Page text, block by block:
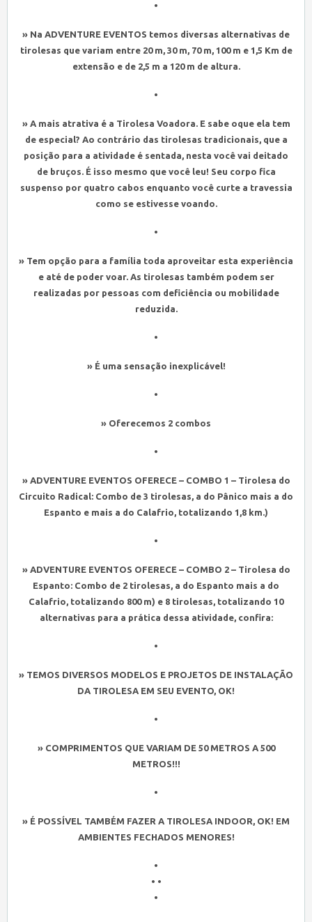
•
» Na ADVENTURE EVENTOS temos diversas alternativas de
tirolesas que variam entre 20 m, 30 m, 70 m, 100 m e 1,5 Km de
extensão e de 2,5 m a 120 m de altura.
•
» A mais atrativa é a Tirolesa Voadora. E sabe oque ela tem
de especial? Ao contrário das tirolesas tradicionais, que a
posição para a atividade é sentada, nesta você vai deitado
de bruços. É isso mesmo que você leu! Seu corpo fica
suspenso por quatro cabos enquanto você curte a travessia
como se estivesse voando.
•
» Tem opção para a família toda aproveitar esta experiência
e até de poder voar. As tirolesas também podem ser
realizadas por pessoas com deficiência ou mobilidade
reduzida.
•
» É uma sensação inexplicável!
•
» Oferecemos 2 combos
•
» ADVENTURE EVENTOS OFERECE – COMBO 1 – Tirolesa do
Circuito Radical: Combo de 3 tirolesas, a do Pânico mais a do
Espanto e mais a do Calafrio, totalizando 1,8 km.)
•
» ADVENTURE EVENTOS OFERECE – COMBO 2 – Tirolesa do
Espanto: Combo de 2 tirolesas, a do Espanto mais a do
Calafrio, totalizando 800 m) e 8 tirolesas, totalizando 10
alternativas para a prática dessa atividade, confira:
•
» TEMOS DIVERSOS MODELOS E PROJETOS DE INSTALAÇÃO
DA TIROLESA EM SEU EVENTO, OK!
•
» COMPRIMENTOS QUE VARIAM DE 50 METROS A 500
METROS!!!
•
» É POSSÍVEL TAMBÉM FAZER A TIROLESA INDOOR, OK! EM
AMBIENTES FECHADOS MENORES!
•
• •
•